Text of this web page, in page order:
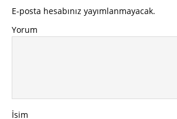
E-posta hesabınız yayımlanmayacak.
Yorum
İsim